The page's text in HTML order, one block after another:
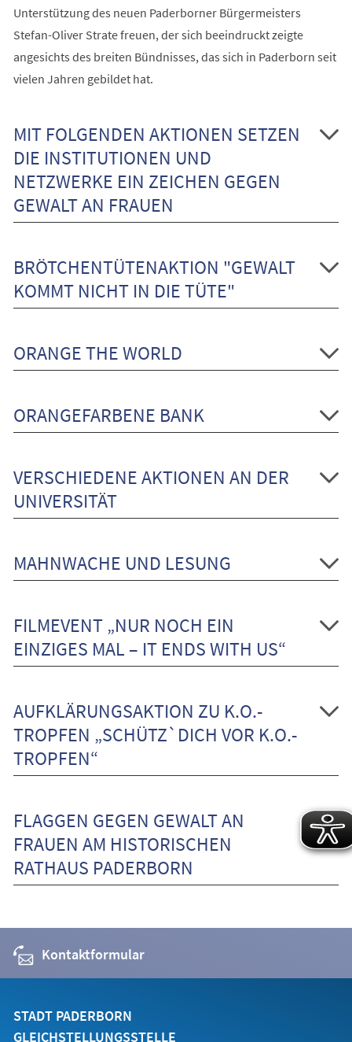
Unterstützung des neuen Paderborner Bürgermeisters
Stefan-Oliver Strate freuen, der sich beeindruckt zeigte
angesichts des breiten Bündnisses, das sich in Paderborn seit
vielen Jahren gebildet hat.
MIT FOLGENDEN AKTIONEN SETZEN
DIE INSTITUTIONEN UND
NETZWERKE EIN ZEICHEN GEGEN
GEWALT AN FRAUEN
BRÖTCHENTÜTENAKTION "GEWALT
KOMMT NICHT IN DIE TÜTE"
ORANGE THE WORLD
ORANGEFARBENE BANK
VERSCHIEDENE AKTIONEN AN DER
UNIVERSITÄT
MAHNWACHE UND LESUNG
FILMEVENT „NUR NOCH EIN
EINZIGES MAL – IT ENDS WITH US“
AUFKLÄRUNGSAKTION ZU K.O.-
TROPFEN „SCHÜTZ`DICH VOR K.O.-
TROPFEN“
FLAGGEN GEGEN GEWALT AN
FRAUEN AM HISTORISCHEN
RATHAUS PADERBORN
Kontaktformular
STADT PADERBORN
GLEICHSTELLUNGSSTELLE